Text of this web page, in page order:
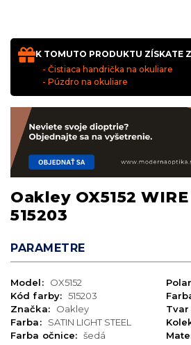
K TOMUTO PRODUKTU ZÍSKATE
- Čistiaca handrička na okuliare
- Púzdro na okuliare
Oakley OX5152
515203
PARAMETRE
Model:
OX5152
Kód farby: 515203
Značka:
Oakley
Farba:
SATIN LIGHT STEEL
Farba očnice: šedá
Tvar